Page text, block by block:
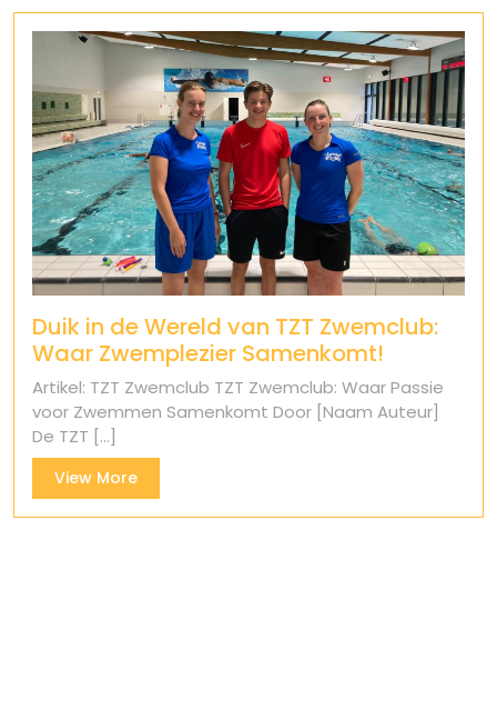
Duik in de Wereld van TZT Zwemclub:
Waar Zwemplezier Samenkomt!
Artikel: TZT Zwemclub TZT Zwemclub: Waar Passie
voor Zwemmen Samenkomt Door [Naam Auteur]
De TZT [...]
View MoreView
More